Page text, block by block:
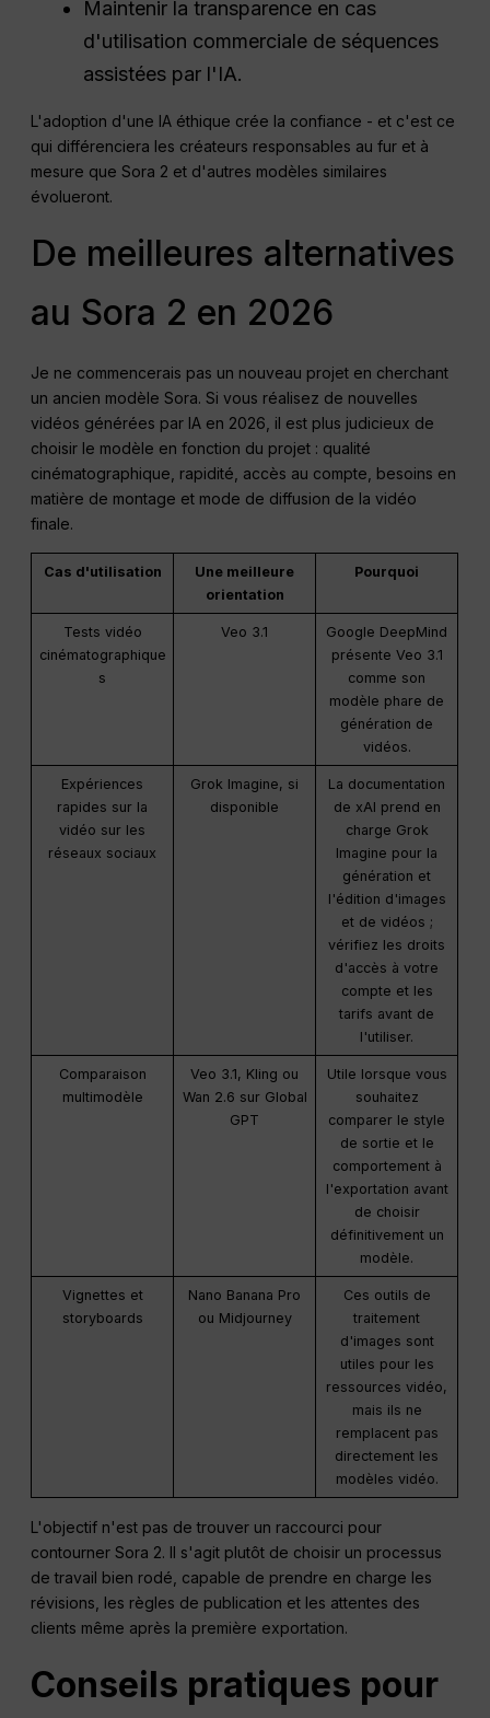
Maintenir la transparence en cas
d'utilisation commerciale de séquences
assistées par l'IA.
L'adoption d'une IA éthique crée la confiance - et c'est ce
qui différenciera les créateurs responsables au fur et à
mesure que Sora 2 et d'autres modèles similaires
évolueront.
De meilleures alternatives
au Sora 2 en 2026
Je ne commencerais pas un nouveau projet en cherchant
un ancien modèle Sora. Si vous réalisez de nouvelles
vidéos générées par IA en 2026, il est plus judicieux de
choisir le modèle en fonction du projet : qualité
cinématographique, rapidité, accès au compte, besoins en
matière de montage et mode de diffusion de la vidéo
finale.
Cas d'utilisation
Une meilleure
orientation
Pourquoi
Tests vidéo
cinématographique
s
Veo 3.1
Google DeepMind
présente Veo 3.1
comme son
modèle phare de
génération de
vidéos.
Expériences
rapides sur la
vidéo sur les
réseaux sociaux
Grok Imagine, si
disponible
La documentation
de xAI prend en
charge Grok
Imagine pour la
génération et
l'édition d'images
et de vidéos ;
vérifiez les droits
d'accès à votre
compte et les
tarifs avant de
l'utiliser.
Comparaison
multimodèle
Veo 3.1, Kling ou
Wan 2.6 sur Global
GPT
Utile lorsque vous
souhaitez
comparer le style
de sortie et le
comportement à
l'exportation avant
de choisir
définitivement un
modèle.
Vignettes et
storyboards
Nano Banana Pro
ou Midjourney
Ces outils de
traitement
d'images sont
utiles pour les
ressources vidéo,
mais ils ne
remplacent pas
directement les
modèles vidéo.
L'objectif n'est pas de trouver un raccourci pour
contourner Sora 2. Il s'agit plutôt de choisir un processus
de travail bien rodé, capable de prendre en charge les
révisions, les règles de publication et les attentes des
clients même après la première exportation.
Conseils pratiques pour